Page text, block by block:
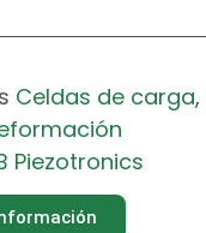
Celdas de carga,
Piezotronics